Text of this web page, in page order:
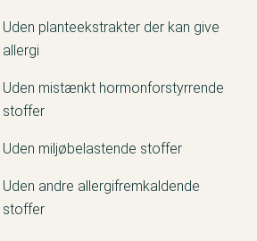
Uden planteekstrakter der kan give
allergi
Uden mistænkt hormonforstyrrende
stoffer
Uden miljøbelastende stoffer
Uden andre allergifremkaldende
stoffer